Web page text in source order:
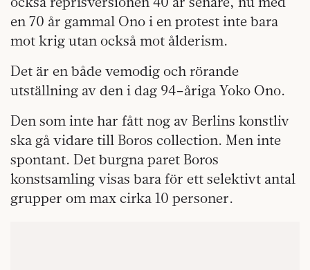
en 70 år gammal Ono i en protest inte bara
mot krig utan också mot ålderism.
Det är en både vemodig och rörande
utställning av den i dag 94–åriga Yoko Ono.
Den som inte har fått nog av Berlins konstliv
ska gå vidare till Boros collection. Men inte
spontant. Det burgna paret Boros
konstsamling visas bara för ett selektivt antal
grupper om max cirka 10 personer.